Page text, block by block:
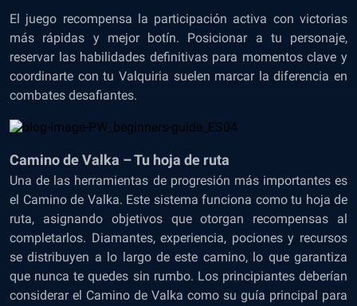
El juego recompensa la participación activa con victorias
más rápidas y mejor botín. Posicionar a tu personaje,
reservar las habilidades definitivas para momentos clave y
coordinarte con tu Valquiria suelen marcar la diferencia en
combates desafiantes.
Camino de Valka – Tu hoja de ruta
Una de las herramientas de progresión más importantes es
el Camino de Valka. Este sistema funciona como tu hoja de
ruta, asignando objetivos que otorgan recompensas al
completarlos. Diamantes, experiencia, pociones y recursos
se distribuyen a lo largo de este camino, lo que garantiza
que nunca te quedes sin rumbo. Los principiantes deberían
considerar el Camino de Valka como su guía principal para